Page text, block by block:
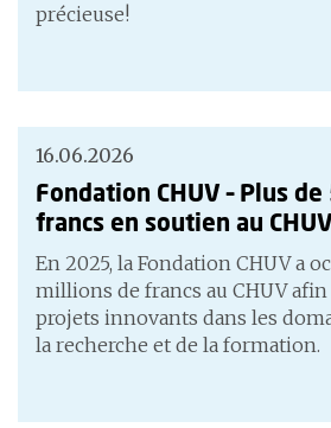
précieuse!
16.06.2026
Fondation CHUV – Plus
francs en soutien au CHUV
En 2025, la Fondation CHUV a
millions de francs au CHUV
projets innovants dans les
la recherche et de la formation.